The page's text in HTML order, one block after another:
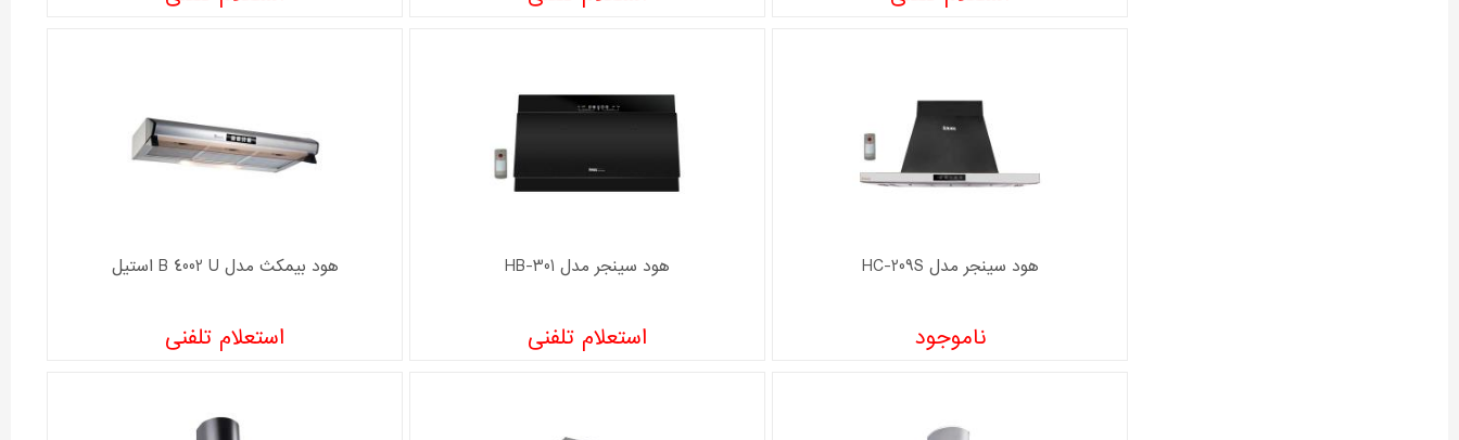
هود سینجر مدل HC-209S
ناموجود
هود سینجر مدل HB-301
استعلام تلفنی
هود بیمکث مدل B 4002 U استیل
استعلام تلفنی